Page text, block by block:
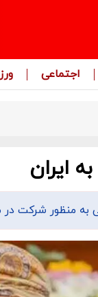
اجتماعی
ایران
منظور شرکت در